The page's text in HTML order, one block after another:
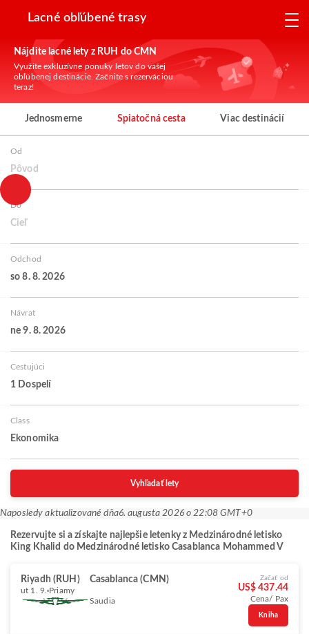
Lacné obľúbené trasy
Nájdite lacné lety z RUH do CMN
Využite exkluzívne ponuky letov do vašej
obľúbenej destinácie. Začnite s rezerváciou
teraz!
Jednosmerne Spiatočná cesta Viac destinácií
Od
Pôvod
Do
Cieľ
Odchod
so 8. 8. 2026
Návrat
ne 9. 8. 2026
Cestujúci
1 Dospelí
Class
Ekonomika
Vyhľadať lety
Naposledy aktualizované dňa6. augusta 2026 o 22:08 GMT+0
Rezervujte si a získajte najlepšie letenky z Medzinárodné letisko
King Khalid do Medzinárodné letisko Casablanca Mohammed V
Riyadh (RUH) Casablanca (CMN)
ut 1. 9. Priamy
Saudia
Začať od
US$ 437.44
Cena/ Pax
Kniha